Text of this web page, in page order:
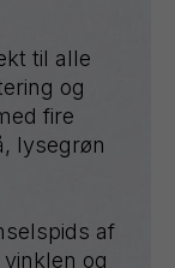
til alle
og
fire
lysegrøn
af
og